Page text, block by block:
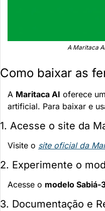
A Maritaca
Como baixar as
A Maritaca AI oferece
artificial. Para baixar e
1. Acesse o site da
Visite o site oficial da
2. Experimente o
Acesse o modelo Sabiá-
3. Documentação e